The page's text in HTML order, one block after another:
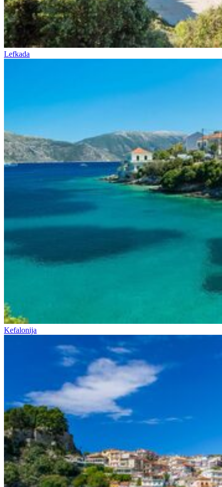
Lefkada
Kefalonija